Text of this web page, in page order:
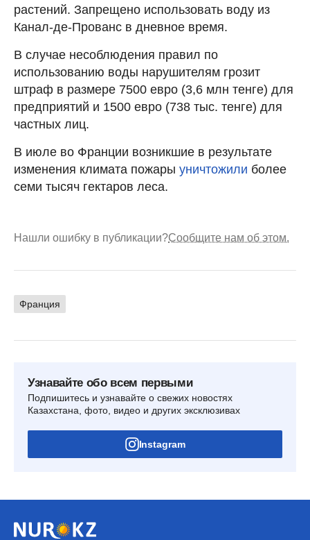
растений. Запрещено использовать воду из
Канал-де-Прованс в дневное время.
В случае несоблюдения правил по
использованию воды нарушителям грозит
штраф в размере 7500 евро (3,6 млн тенге) для
предприятий и 1500 евро (738 тыс. тенге) для
частных лиц.
В июле во Франции возникшие в результате
изменения климата пожары уничтожили более
семи тысяч гектаров леса.
Нашли ошибку в публикации?Сообщите нам об этом.
Франция
Узнавайте обо всем первыми
Подпишитесь и узнавайте о свежих новостях
Казахстана, фото, видео и других эксклюзивах
Instagram